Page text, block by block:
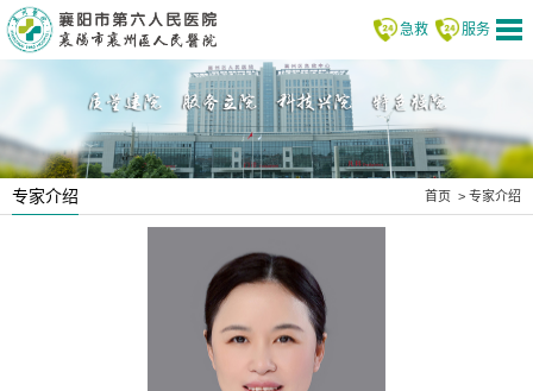
急救 服务
专家介绍 首页 > 专家介绍